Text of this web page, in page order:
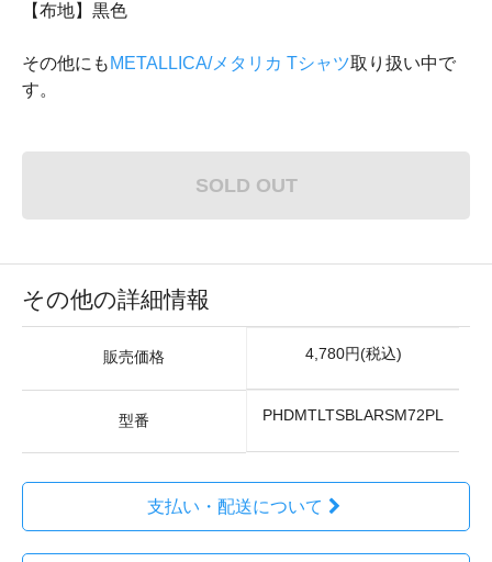
【布地】黒色
その他にも METALLICA/メタリカ Tシャツ取り扱い中で
す。
SOLD OUT
その他の詳細情報
販売価格 4,780円(税込)
型番 PHDMTLTSBLARSM72PL
支払い・配送について